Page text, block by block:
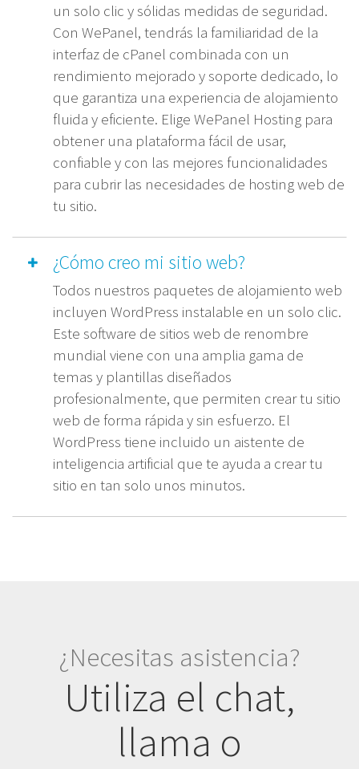
un solo clic y sólidas medidas de seguridad.
Con WePanel, tendrás la familiaridad de la
interfaz de cPanel combinada con un
rendimiento mejorado y soporte dedicado, lo
que garantiza una experiencia de alojamiento
fluida y eficiente. Elige WePanel Hosting para
obtener una plataforma fácil de usar,
confiable y con las mejores funcionalidades
para cubrir las necesidades de hosting web de
tu sitio.
¿Cómo creo mi sitio web?
Todos nuestros paquetes de alojamiento web
incluyen WordPress instalable en un solo clic.
Este software de sitios web de renombre
mundial viene con una amplia gama de
temas y plantillas diseñados
profesionalmente, que permiten crear tu sitio
web de forma rápida y sin esfuerzo. El
WordPress tiene incluido un aistente de
inteligencia artificial que te ayuda a crear tu
sitio en tan solo unos minutos.
¿Necesitas asistencia?
Utiliza el chat,
llama o